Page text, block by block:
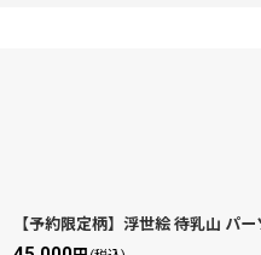
【予約限定柄】浮世絵 待乳山 パー